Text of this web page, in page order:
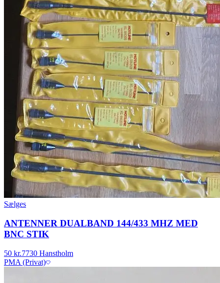
Sælges
ANTENNER DUALBAND 144/433 MHZ MED
BNC STIK
50 kr.7730 Hanstholm
PMA (Privat)